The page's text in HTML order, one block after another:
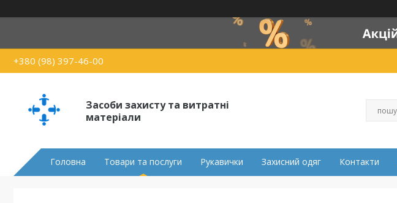
+380 (98) 397-46-00
Засоби захисту та витратні
матеріали
Головна Товари та послуги Рукавички Захисний одяг Контакти